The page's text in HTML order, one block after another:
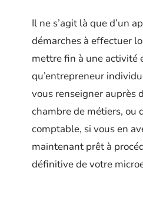
Il ne s’agit là que d’un
démarches à effectuer
mettre fin à une activité
qu’entrepreneur
vous renseigner auprès
chambre de métiers, ou
comptable, si vous en
maintenant prêt à
définitive de votre